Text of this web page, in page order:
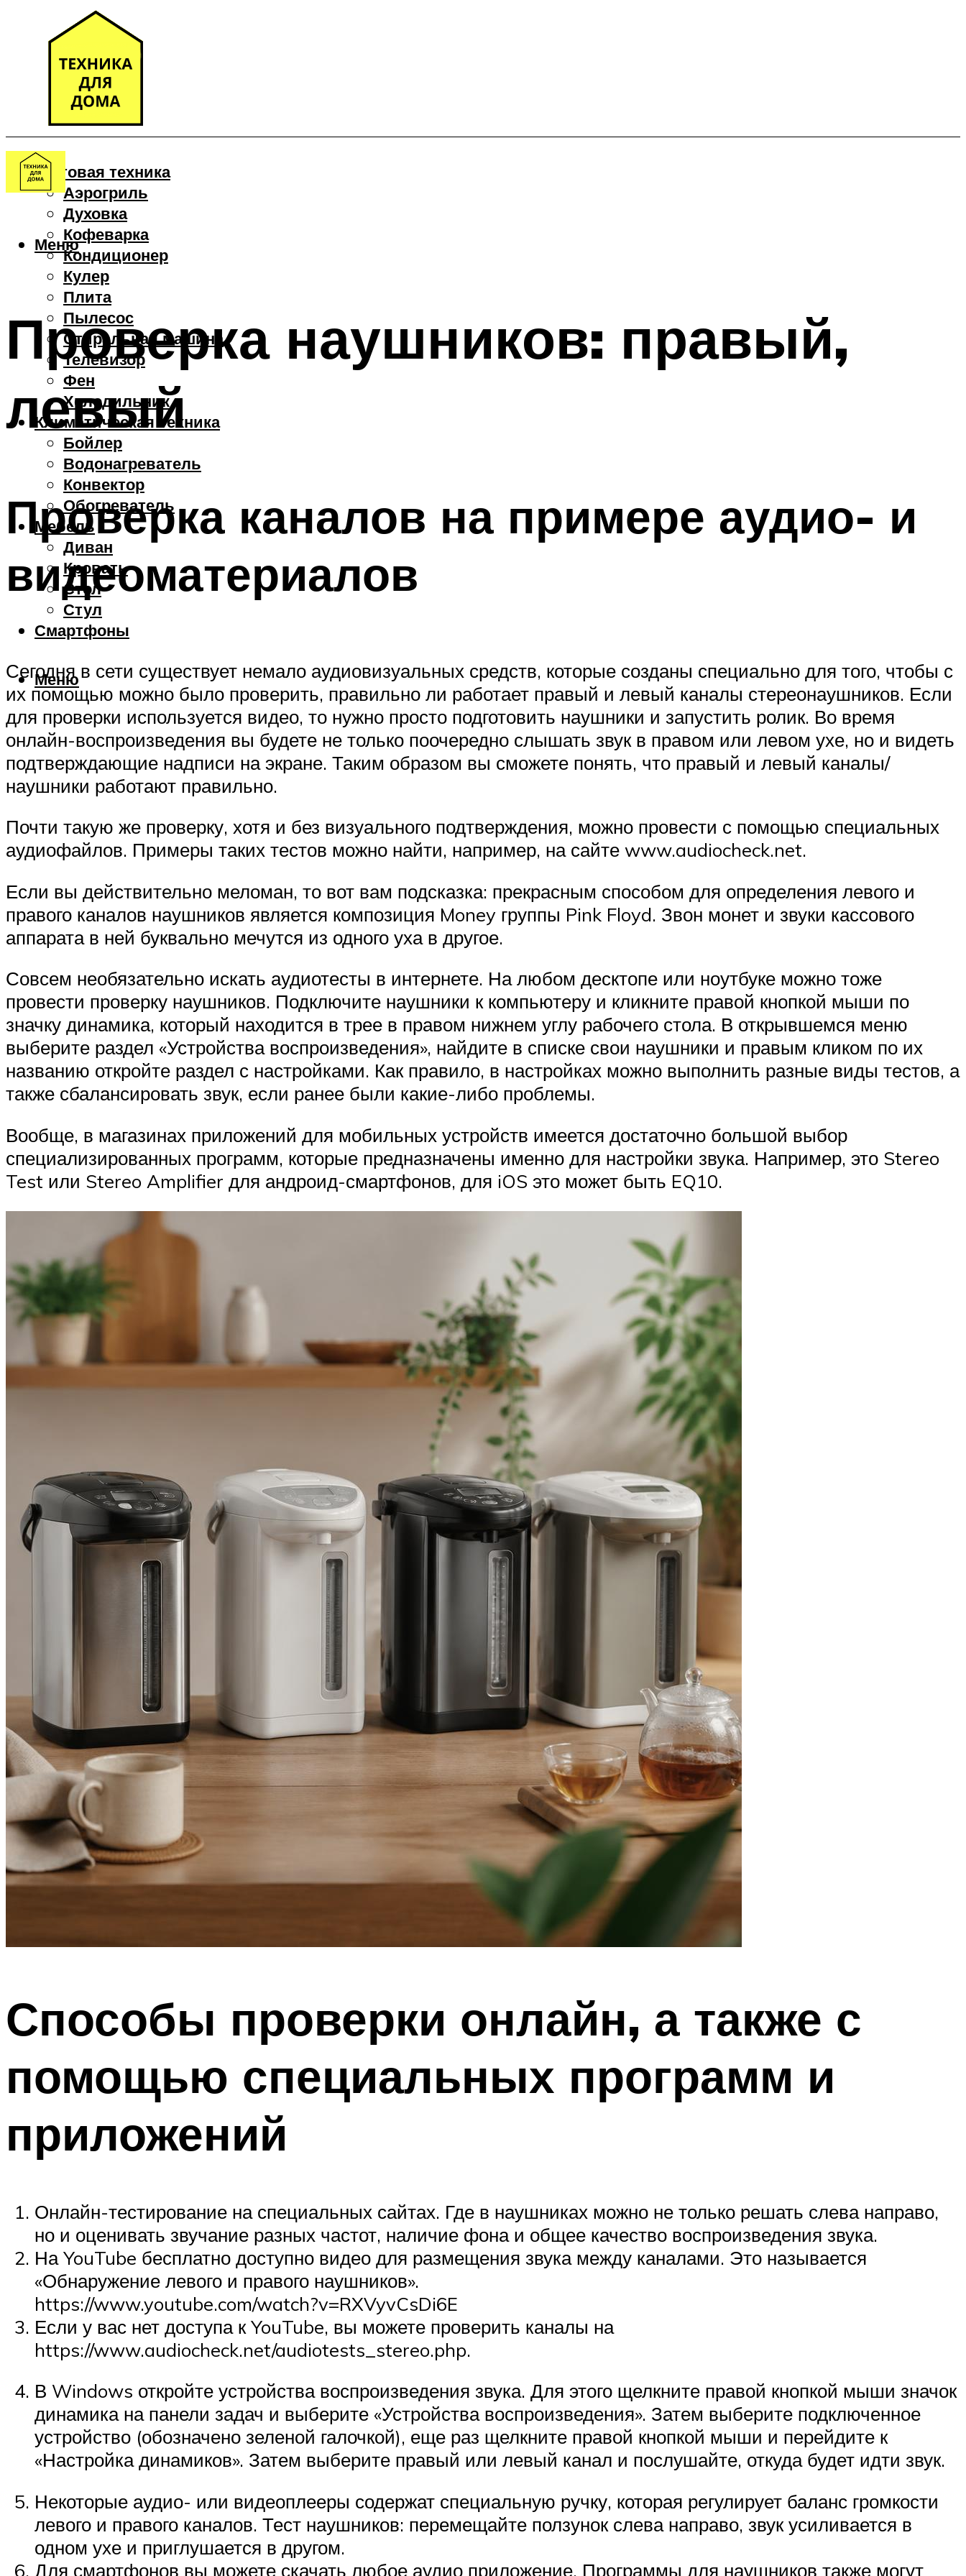
Бытовая техника
Аэрогриль
Духовка
Кофеварка
Кондиционер
Кулер
Плита
Пылесос
Стиральная машина
Телевизор
Фен
Холодильник
Климатическая техника
Бойлер
Водонагреватель
Конвектор
Обогреватель
Мебель
Диван
Кровать
Стол
Стул
Смартфоны
Меню
Меню
Проверка наушников: правый,
левый
Проверка каналов на примере аудио- и
видеоматериалов
Сегодня в сети существует немало аудиовизуальных средств, которые созданы специально для того, чтобы с
их помощью можно было проверить, правильно ли работает правый и левый каналы стереонаушников. Если
для проверки используется видео, то нужно просто подготовить наушники и запустить ролик. Во время
онлайн-воспроизведения вы будете не только поочередно слышать звук в правом или левом ухе, но и видеть
подтверждающие надписи на экране. Таким образом вы сможете понять, что правый и левый каналы/
наушники работают правильно.
Почти такую же проверку, хотя и без визуального подтверждения, можно провести с помощью специальных
аудиофайлов. Примеры таких тестов можно найти, например, на сайте www.audiocheck.net.
Если вы действительно меломан, то вот вам подсказка: прекрасным способом для определения левого и
правого каналов наушников является композиция Money группы Pink Floyd. Звон монет и звуки кассового
аппарата в ней буквально мечутся из одного уха в другое.
Совсем необязательно искать аудиотесты в интернете. На любом десктопе или ноутбуке можно тоже
провести проверку наушников. Подключите наушники к компьютеру и кликните правой кнопкой мыши по
значку динамика, который находится в трее в правом нижнем углу рабочего стола. В открывшемся меню
выберите раздел «Устройства воспроизведения», найдите в списке свои наушники и правым кликом по их
названию откройте раздел с настройками. Как правило, в настройках можно выполнить разные виды тестов, а
также сбалансировать звук, если ранее были какие-либо проблемы.
Вообще, в магазинах приложений для мобильных устройств имеется достаточно большой выбор
специализированных программ, которые предназначены именно для настройки звука. Например, это Stereo
Test или Stereo Amplifier для андроид-смартфонов, для iOS это может быть EQ10.
Способы проверки онлайн, а также с
помощью специальных программ и
приложений
Онлайн-тестирование на специальных сайтах. Где в наушниках можно не только решать слева направо,
но и оценивать звучание разных частот, наличие фона и общее качество воспроизведения звука.
На YouTube бесплатно доступно видео для размещения звука между каналами. Это называется
«Обнаружение левого и правого наушников».
https://www.youtube.com/watch?v=RXVyvCsDi6E
Если у вас нет доступа к YouTube, вы можете проверить каналы на
https://www.audiocheck.net/audiotests_stereo.php.
В Windows откройте устройства воспроизведения звука. Для этого щелкните правой кнопкой мыши значок
динамика на панели задач и выберите «Устройства воспроизведения». Затем выберите подключенное
устройство (обозначено зеленой галочкой), еще раз щелкните правой кнопкой мыши и перейдите к
«Настройка динамиков». Затем выберите правый или левый канал и послушайте, откуда будет идти звук.
Некоторые аудио- или видеоплееры содержат специальную ручку, которая регулирует баланс громкости
левого и правого каналов. Тест наушников: перемещайте ползунок слева направо, звук усиливается в
одном ухе и приглушается в другом.
Для смартфонов вы можете скачать любое аудио приложение. Программы для наушников также могут